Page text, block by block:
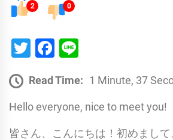
2 0
TwitterFacebook
Read Time: 1 Minute, 37
Hello everyone, nice to meet you!
皆さん、こんにちは！初めまして